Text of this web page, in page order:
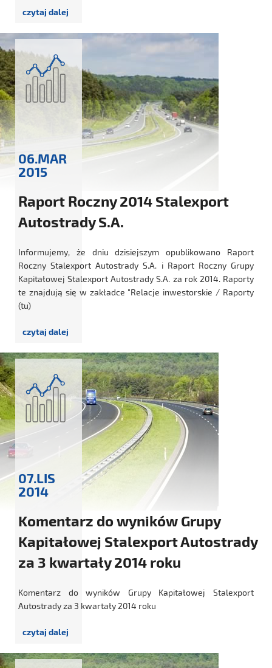
06.MAR
2015
Raport Roczny 2014 Stalexport
Autostrady S.A.
Informujemy, że dniu dzisiejszym opublikowano Raport
Roczny Stalexport Autostrady S.A. i Raport Roczny Grupy
Kapitałowej Stalexport Autostrady S.A. za rok 2014. Raporty
te znajdują się w zakładce "Relacje inwestorskie / Raporty
(tu)
07.LIS
2014
Komentarz do wyników Grupy
Kapitałowej Stalexport Autostrady
za 3 kwartały 2014 roku
Komentarz do wyników Grupy Kapitałowej Stalexport
Autostrady za 3 kwartały 2014 roku